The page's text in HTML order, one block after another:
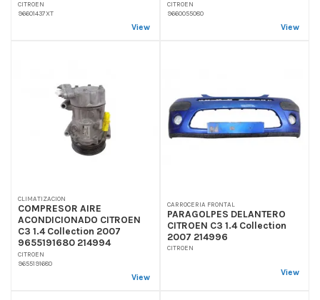
CITROEN
96601437XT
View
CITROEN
9660055080
View
CLIMATIZACION
COMPRESOR AIRE
ACONDICIONADO CITROEN
C3 1.4 Collection 2007
9655191680 214994
CITROEN
9655191680
View
CARROCERIA FRONTAL
PARAGOLPES DELANTERO
CITROEN C3 1.4 Collection
2007 214996
CITROEN
View